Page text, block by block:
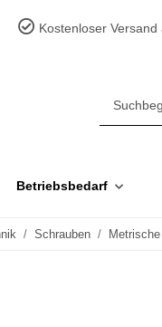
Kostenloser Versand
Betriebsbedarf
Schrauben